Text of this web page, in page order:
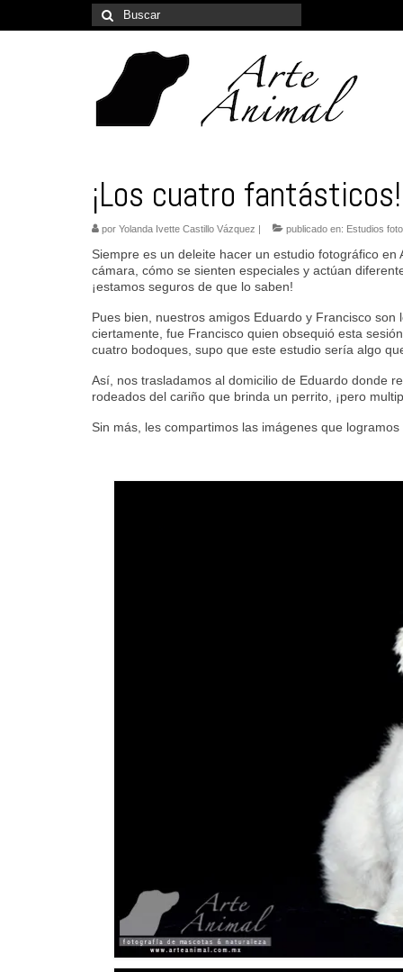
Buscar
por:
¡Los cuatro fantásticos!
por Yolanda Ivette Castillo Vázquez | publicado en: Estudios
Siempre es un deleite hacer un estudio fotográfico
cámara, cómo se sienten especiales y actúan
¡estamos seguros de que lo saben!
Pues bien, nuestros amigos Eduardo y Francisco
ciertamente, fue Francisco quien obsequió esta
cuatro bodoques, supo que este estudio sería algo
Así, nos trasladamos al domicilio de Eduardo donde
rodeados del cariño que brinda un perrito, ¡pero
Sin más, les compartimos las imágenes que